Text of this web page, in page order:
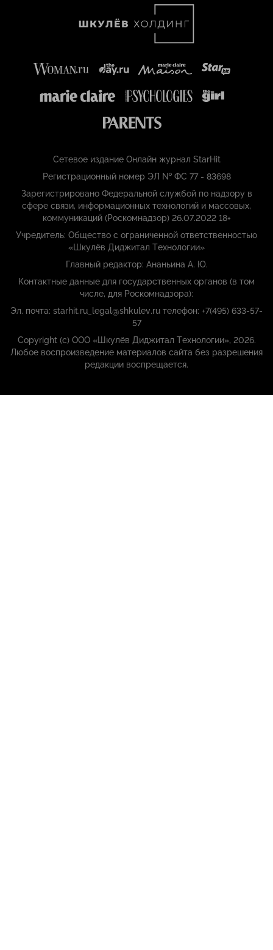
Сетевое издание Онлайн журнал StarHit
Регистрационный номер ЭЛ № ФС 77 - 83698
Зарегистрировано Федеральной службой по надзору в
сфере связи, информационных технологий и массовых,
коммуникаций (Роскомнадзор) 26.07.2022 18+
Учредитель: Общество с ограниченной ответственностью
«Шкулёв Диджитал Технологии»
Главный редактор: Ананьина А. Ю.
Контактные данные для государственных органов (в том
числе, для Роскомнадзора):
Эл. почта: starhit.ru_legal@shkulev.ru телефон: +7(495) 633-57-
57
Copyright (с) ООО «Шкулёв Диджитал Технологии», 2026.
Любое воспроизведение материалов сайта без разрешения
редакции воспрещается.